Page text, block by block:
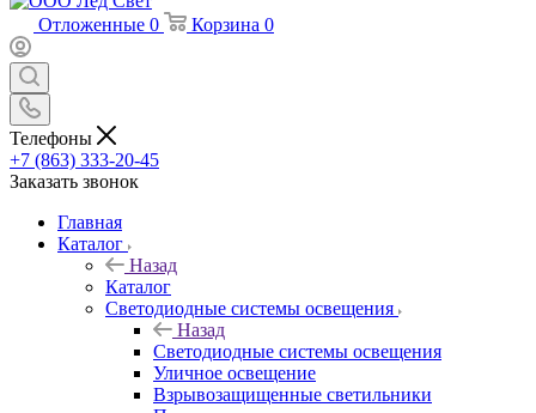
Отложенные 0 Корзина 0
Телефоны
+7 (863) 333-20-45
Заказать звонок
Главная
Каталог
Назад
Каталог
Светодиодные системы освещения
Назад
Светодиодные системы освещения
Уличное освещение
Взрывозащищенные светильники